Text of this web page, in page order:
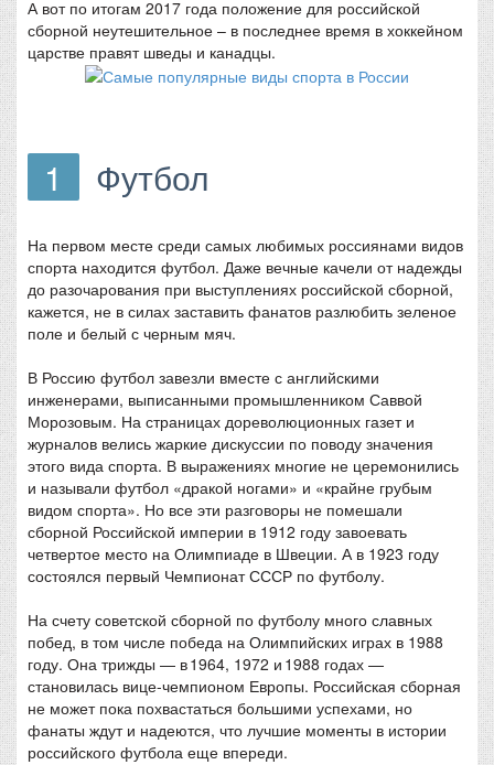
А вот по итогам 2017 года положение для российской
сборной неутешительное – в последнее время в хоккейном
царстве правят шведы и канадцы.
1 Футбол
На первом месте среди самых любимых россиянами видов
спорта находится футбол. Даже вечные качели от надежды
до разочарования при выступлениях российской сборной,
кажется, не в силах заставить фанатов разлюбить зеленое
поле и белый с черным мяч.
В Россию футбол завезли вместе с английскими
инженерами, выписанными промышленником Саввой
Морозовым. На страницах дореволюционных газет и
журналов велись жаркие дискуссии по поводу значения
этого вида спорта. В выражениях многие не церемонились
и называли футбол «дракой ногами» и «крайне грубым
видом спорта». Но все эти разговоры не помешали
сборной Российской империи в 1912 году завоевать
четвертое место на Олимпиаде в Швеции. А в 1923 году
состоялся первый Чемпионат СССР по футболу.
На счету советской сборной по футболу много славных
побед, в том числе победа на Олимпийских играх в 1988
году. Она трижды — в 1964, 1972 и 1988 годах —
становилась вице-чемпионом Европы. Российская сборная
не может пока похвастаться большими успехами, но
фанаты ждут и надеются, что лучшие моменты в истории
российского футбола еще впереди.